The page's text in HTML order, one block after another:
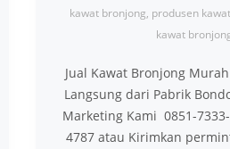
kawat bronjong, produsen
kawat
Jual Kawat Bronjong
Langsung dari Pabrik
Marketing Kami 0851-
4787 atau Kirimkan